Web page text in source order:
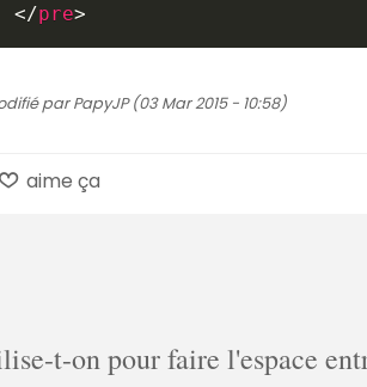
</pre>
par PapyJP (03 Mar 2015 - 10:58)
aime ça
t-on pour faire l'espace